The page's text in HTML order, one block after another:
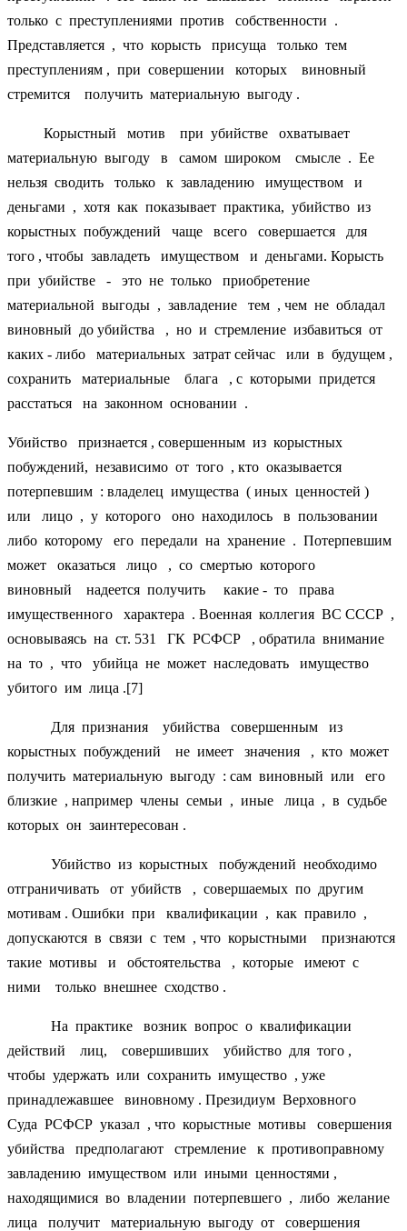
только с преступлениями против собственности .
Представляется , что корысть присуща только тем
преступлениям , при совершении которых виновный
стремится получить материальную выгоду .
Корыстный мотив при убийстве охватывает
материальную выгоду в самом широком смысле . Ее
нельзя сводить только к завладению имуществом и
деньгами , хотя как показывает практика, убийство из
корыстных побуждений чаще всего совершается для
того , чтобы завладеть имуществом и деньгами. Корысть
при убийстве - это не только приобретение
материальной выгоды , завладение тем , чем не обладал
виновный до убийства , но и стремление избавиться от
каких - либо материальных затрат сейчас или в будущем ,
сохранить материальные блага , с которыми придется
расстаться на законном основании .
Убийство признается , совершенным из корыстных
побуждений, независимо от того , кто оказывается
потерпевшим : владелец имущества ( иных ценностей )
или лицо , у которого оно находилось в пользовании
либо которому его передали на хранение . Потерпевшим
может оказаться лицо , со смертью которого
виновный надеется получить какие - то права
имущественного характера . Военная коллегия ВС СССР ,
основываясь на ст. 531 ГК РСФСР , обратила внимание
на то , что убийца не может наследовать имущество
убитого им лица .[7]
Для признания убийства совершенным из
корыстных побуждений не имеет значения , кто может
получить материальную выгоду : сам виновный или его
близкие , например члены семьи , иные лица , в судьбе
которых он заинтересован .
Убийство из корыстных побуждений необходимо
отграничивать от убийств , совершаемых по другим
мотивам . Ошибки при квалификации , как правило ,
допускаются в связи с тем , что корыстными признаются
такие мотивы и обстоятельства , которые имеют с
ними только внешнее сходство .
На практике возник вопрос о квалификации
действий лиц, совершивших убийство для того ,
чтобы удержать или сохранить имущество , уже
принадлежавшее виновному . Президиум Верховного
Суда РСФСР указал , что корыстные мотивы совершения
убийства предполагают стремление к противоправному
завладению имуществом или иными ценностями ,
находящимися во владении потерпевшего , либо желание
лица получит материальную выгоду от совершения